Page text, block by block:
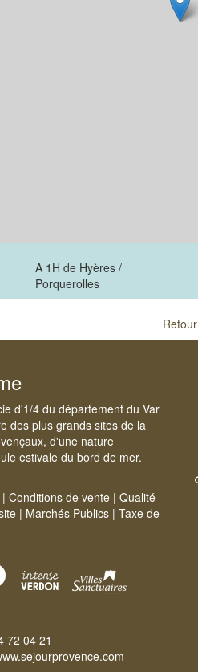
A 1H de Hyères /
Porquerolles
Retour
d'1/4 du département du Var
des plus grands sites de la
d'une nature
estivale du bord de mer.
| Conditions de vente | Qualité
| Marchés Publics | Taxe de
72 04 21